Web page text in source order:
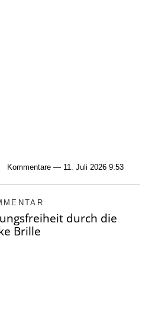
Kommentare — 11. Juli 2026 9:53
durch die
Brille